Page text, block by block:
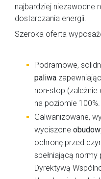
najbardziej niezawodne
dostarczania energii.
Szeroka oferta
Podramowe,
paliwa
non-stop (zależnie
na poziomie 100%.
Galwanizowane,
wyciszone
ochronę przed
spełniającą normy
Dyrektywą